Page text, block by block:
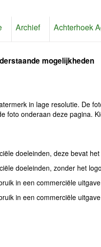
Archief Achterhoek
mogelijkheden
in lage resolutie. De
foto onderaan deze pagina.
doeleinden, deze bevat
doeleinden, zonder het
in een commerciële
in een commerciële